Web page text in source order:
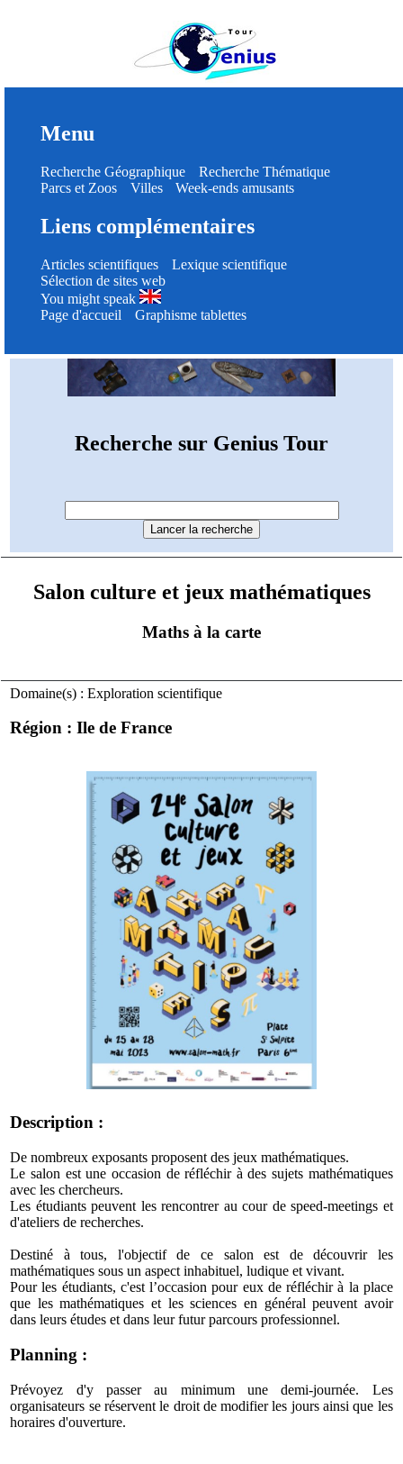
Menu
Recherche Géographique
Recherche Thématique
Parcs et Zoos
Villes Week-ends amusants
Liens complémentaires
Articles scientifiques
Lexique scientifique
Sélection de sites web
You might speak
Page d'accueil
Graphisme tablettes
Recherche sur Genius Tour
Salon culture et jeux mathématiques
Maths à la carte
Domaine(s) : Exploration scientifique
Région : Ile de France
Description :
De nombreux exposants proposent des jeux mathématiques.
Le salon est une occasion de réfléchir à des sujets mathématiques
avec les chercheurs.
Les étudiants peuvent les rencontrer au cour de speed-meetings et
d'ateliers de recherches.
Destiné à tous, l'objectif de ce salon est de découvrir les
mathématiques sous un aspect inhabituel, ludique et vivant.
Pour les étudiants, c'est l’occasion pour eux de réfléchir à la place
que les mathématiques et les sciences en général peuvent avoir
dans leurs études et dans leur futur parcours professionnel.
Planning :
Prévoyez d'y passer au minimum une demi-journée. Les
organisateurs se réservent le droit de modifier les jours ainsi que les
horaires d'ouverture.